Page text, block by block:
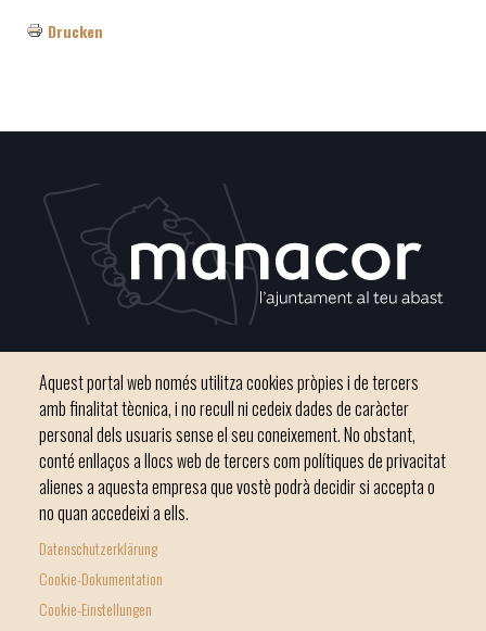
Drucken
Footer
menu
Inici Ajuntament El nostre municipi
Phone 971 84 91 00 - CIF: P0703300D
Aquest portal web només utilitza cookies pròpies i de tercers
amb finalitat tècnica, i no recull ni cedeix dades de caràcter
personal dels usuaris sense el seu coneixement. No obstant,
conté enllaços a llocs web de tercers com polítiques de privacitat
alienes a aquesta empresa que vostè podrà decidir si accepta o
no quan accedeixi a ells.
Datenschutzerklärung
Cookie-Dokumentation
Cookie-Einstellungen